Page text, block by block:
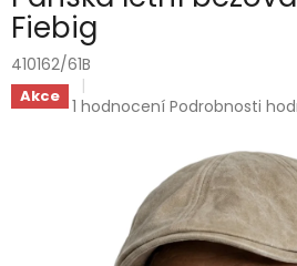
Fiebig
410162/61B
Akce Průměrné
hvězdiček.
1 hodnocení Podrobnosti